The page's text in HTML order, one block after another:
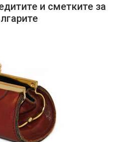
и сметките за